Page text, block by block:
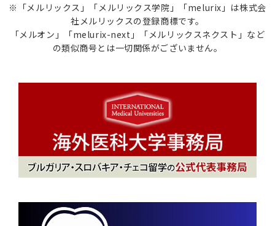
※「メルリックス」「メルリックス学院」「melurix」は株式会
社メルリックスの登録商標です。
「メルオン」「melurix-next」「メルリックスネクスト」など
の類似商号とは一切関係がございません。